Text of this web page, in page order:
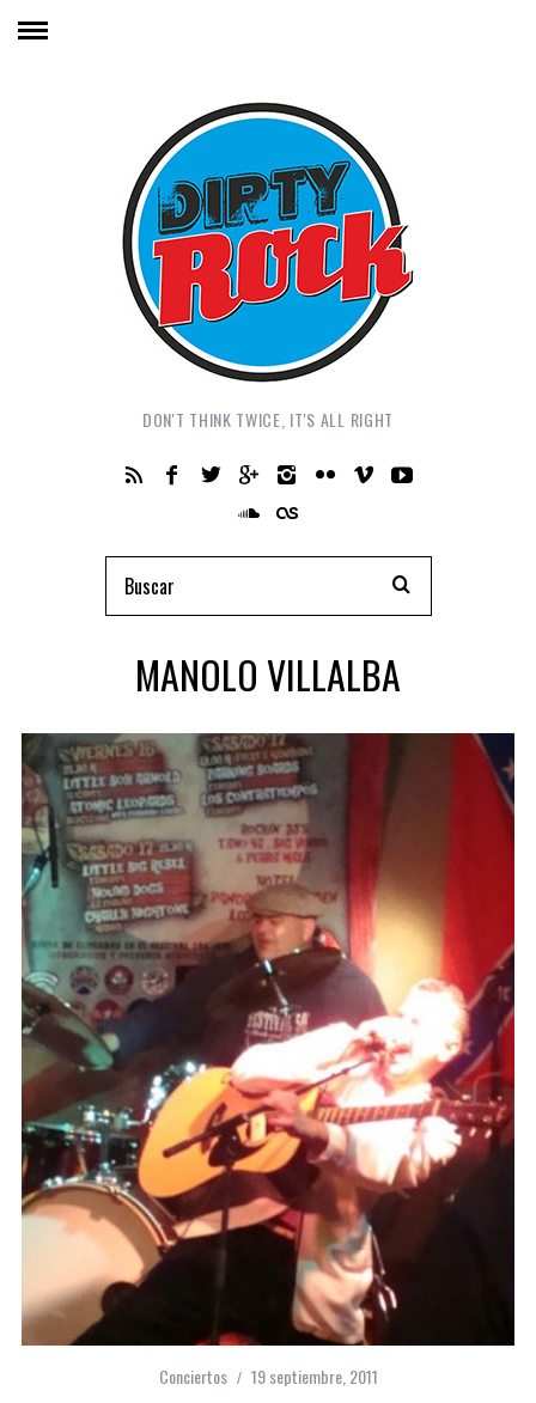
DON'T THINK TWICE, IT'S ALL RIGHT
MANOLO VILLALBA
Conciertos 19 septiembre, 2011